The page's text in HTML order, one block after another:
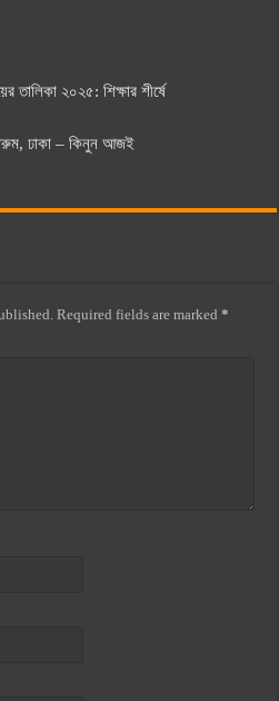
তালিকা ২০২৫: শিক্ষার শীর্ষে
ঢাকা – কিনুন আজই
Required fields are marked*